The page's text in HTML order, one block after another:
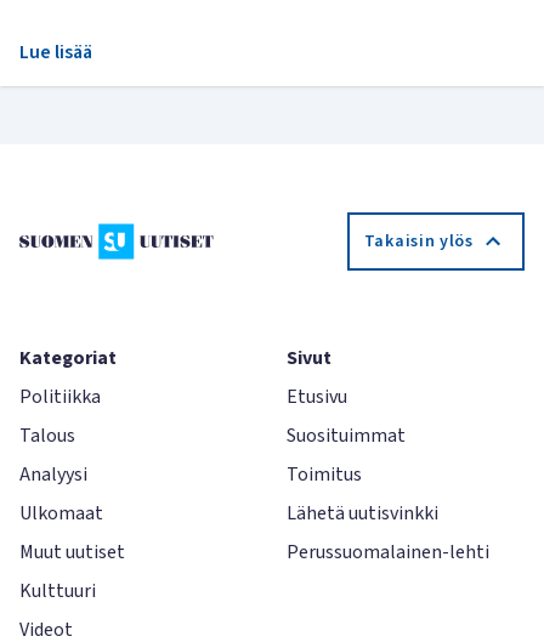
Lue lisää
Takaisin ylös
Kategoriat
Politiikka
Talous
Analyysi
Ulkomaat
Muut uutiset
Kulttuuri
Videot
Sivut
Etusivu
Suosituimmat
Toimitus
Lähetä uutisvinkki
Perussuomalainen-lehti